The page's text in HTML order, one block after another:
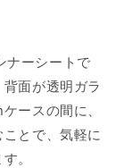
ーシートで
面が透明ガラ
ースの間に、
とで、気軽に
。